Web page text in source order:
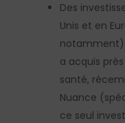
Des
Unis et en
notamment)
a acquis
santé,
Nuance
ce seul